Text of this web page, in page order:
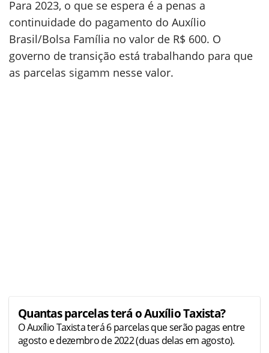
Para 2023, o que se espera é a penas a
continuidade do pagamento do Auxílio
Brasil/Bolsa Família no valor de R$ 600. O
governo de transição está trabalhando para que
as parcelas sigamm nesse valor.
Quantas parcelas terá o Auxílio Taxista?
O Auxílio Taxista terá 6 parcelas que serão pagas entre
agosto e dezembro de 2022 (duas delas em agosto).